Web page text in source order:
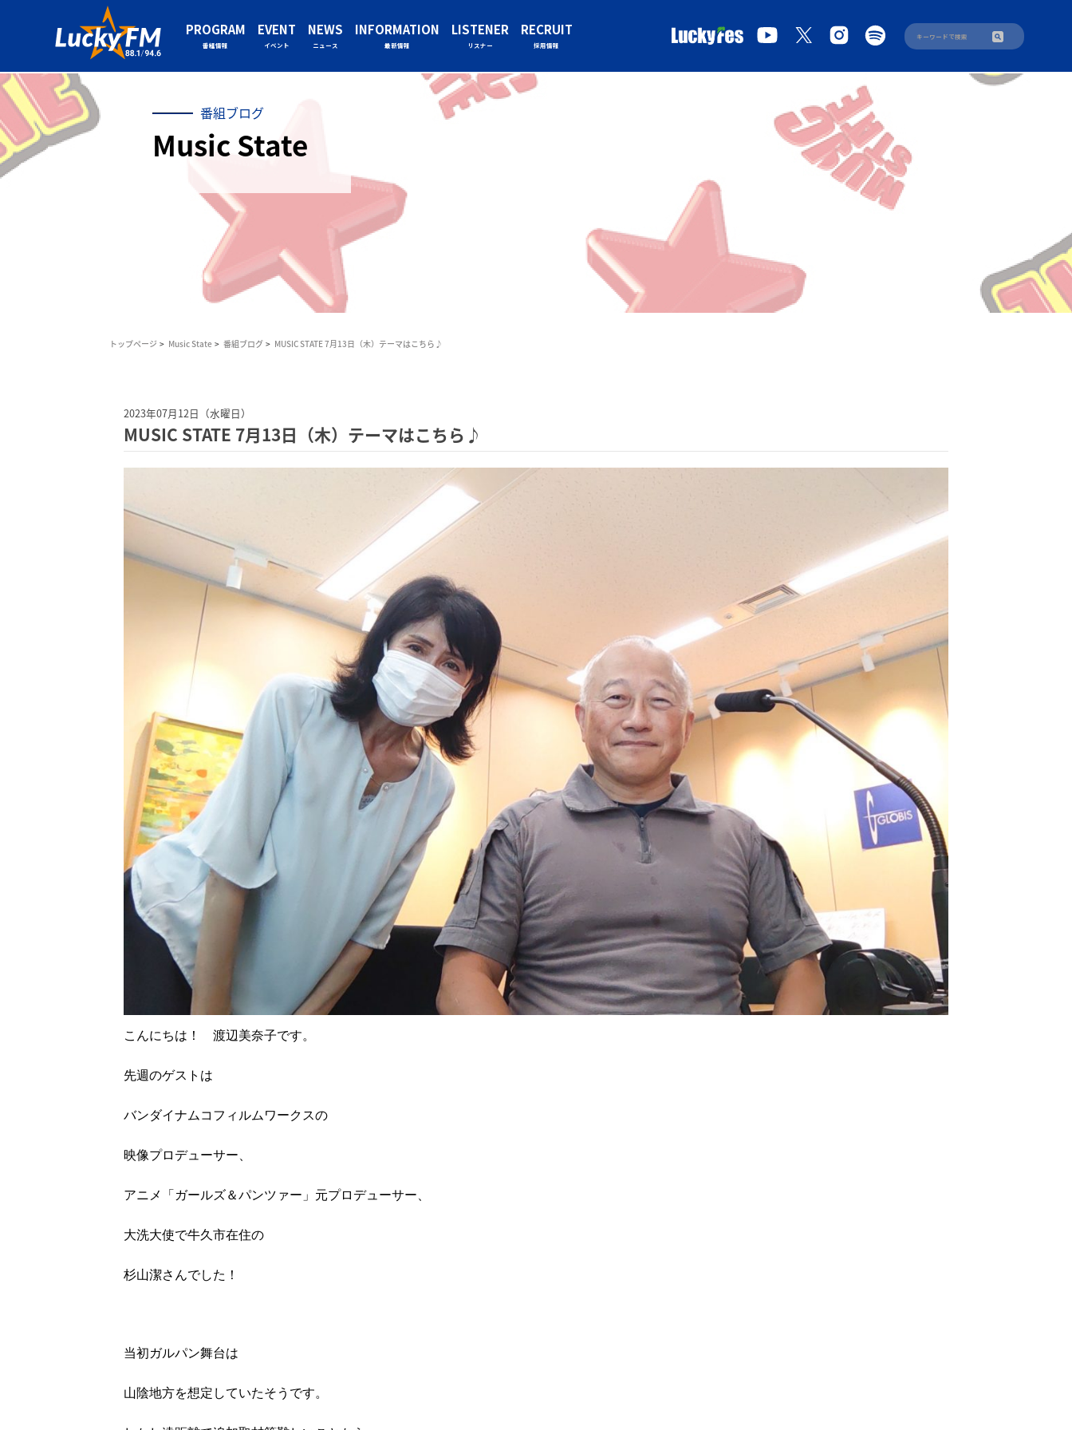
PROGRAM
番組情報
EVENT
イベント
NEWS
ニュース
INFORMATION
最新情報
LISTENER
リスナー
RECRUIT
採用情報
番組ブログ
Music State
トップページ Music State 番組ブログ MUSIC STATE 7月13日（木）テーマはこちら♪
2023年07月12日（水曜日）
MUSIC STATE 7月13日（木）テーマはこちら♪
こんにちは！ 渡辺美奈子です。
先週のゲストは
バンダイナムコフィルムワークスの
映像プロデューサー、
アニメ「ガールズ＆パンツァー」元プロデューサー、
大洗大使で牛久市在住の
杉山潔さんでした！
当初ガルパン舞台は
山陰地方を想定していたそうです。